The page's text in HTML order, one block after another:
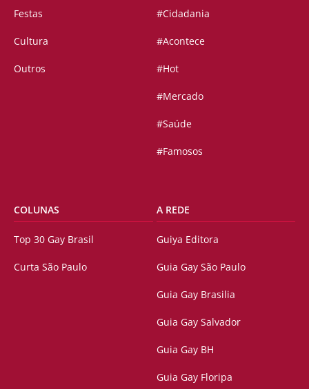
Festas
Cultura
Outros
#Cidadania
#Acontece
#Hot
#Mercado
#Saúde
#Famosos
COLUNAS
Top 30 Gay Brasil
Curta São Paulo
A REDE
Guiya Editora
Guia Gay São Paulo
Guia Gay Brasilia
Guia Gay Salvador
Guia Gay BH
Guia Gay Floripa